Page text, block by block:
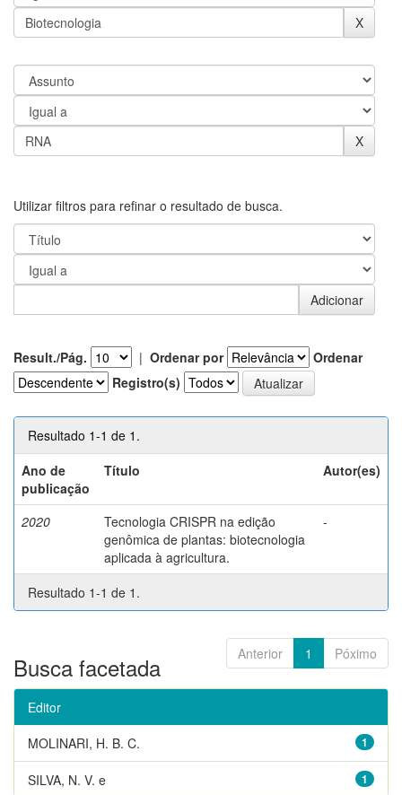
Utilizar filtros para refinar o resultado de busca.
Result./Pág. | Ordenar por
Ordenar
Registro(s)
Resultado 1-1 de 1.
Ano de
publicação
Título Autor(es)
2020
Tecnologia CRISPR na edição
genômica de plantas: biotecnologia
aplicada à agricultura.
-
Resultado 1-1 de 1.
Anterior 1 Póximo
Busca facetada
Editor
1
MOLINARI, H. B. C.
1
SILVA, N. V. e